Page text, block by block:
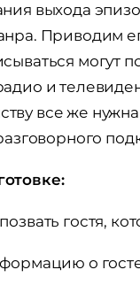
выхода
Приводим
могут
и
все же
гостя,
о